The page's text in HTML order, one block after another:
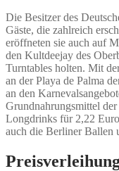
Die Besitzer des
Gäste, die zahlreich
eröffneten sie auch auf
den Kultdeejay des
Turntables holten. Mit
an der Playa de Palma
an den
Grundnahrungsmittel
Longdrinks für 2,22
auch die Berliner Ballen